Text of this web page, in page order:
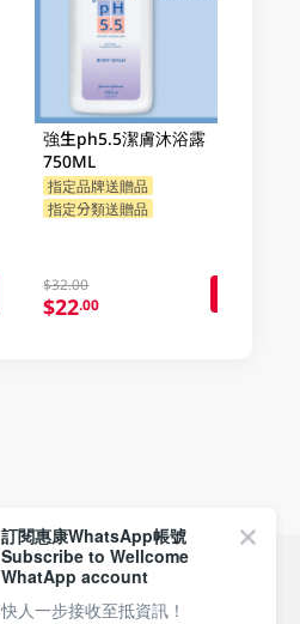
強生ph5.5潔膚沐浴露
750ML
指定品牌送贈品
指定分類送贈品
$32.00
$22.00
付款方式
訂閱惠康WhatsApp帳號
Subscribe to Wellcome
WhatApp account
快人一步接收至抵資訊！